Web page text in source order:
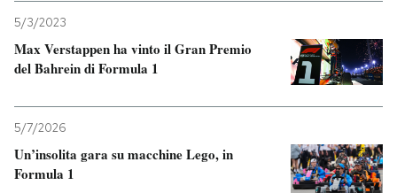
5/3/2023
Max Verstappen ha vinto il Gran Premio
del Bahrein di Formula 1
5/7/2026
Un’insolita gara su macchine Lego, in
Formula 1